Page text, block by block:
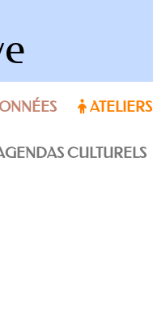
ATELIERS
CULTURELS